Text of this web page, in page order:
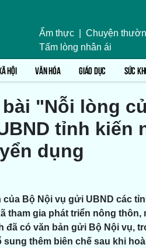
Ẩm thực Chuyện
Tấm lòng nhân ái
HỘI VĂN HÓA GIÁO DỤC SỨC
"Nỗi lòng
tỉnh kiến
dụng
Bộ Nội vụ gửi UBND các
tham gia phát triển nông thôn,
đã có văn bản gửi Bộ Nội vụ,
thêm biên chế sau khi